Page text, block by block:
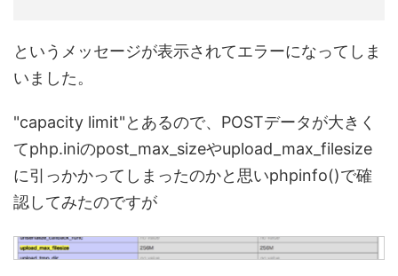
というメッセージが表示されてエラーになってしま
いました。
"capacity limit"とあるので、POSTデータが大きく
てphp.iniのpost_max_sizeやupload_max_filesize
に引っかかってしまったのかと思いphpinfo()で確
認してみたのですが